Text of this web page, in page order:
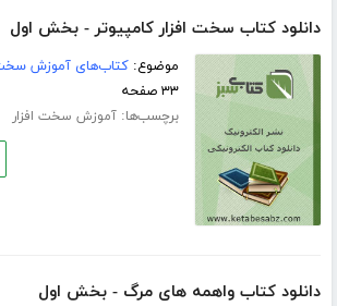
دانلود کتاب سخت افزار کامپیوتر - بخش اول
موضوع:کتاب‌های آموزش سخت
۳۳ صفحه
برچسب‌ها:آموزش سخت افزار
دانلود کتاب واهمه های مرگ - بخش اول